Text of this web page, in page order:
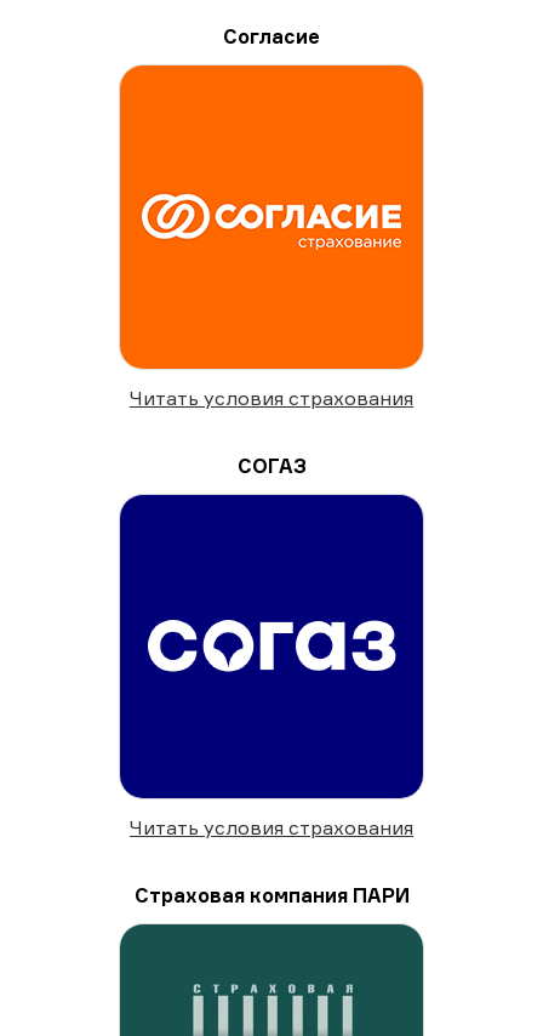
Согласие
Читать условия страхования
СОГАЗ
Читать условия страхования
Страховая компания ПАРИ